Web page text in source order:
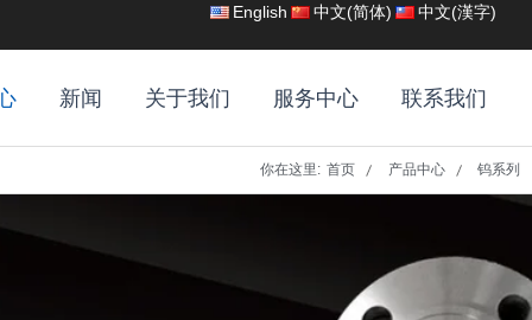
English 中文(简体) 中文(漢字)
新闻 关于我们 服务中心 联系我们
你在这里: 首页 产品中心 钨系列